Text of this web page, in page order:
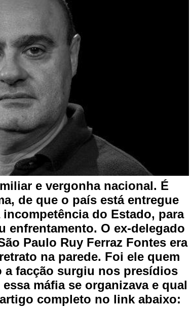
e vergonha nacional. É
de que o país está entregue
do Estado, para
enfrentamento. O ex-delegado
Paulo Ruy Ferraz Fontes era
na parede. Foi ele quem
a facção surgiu nos presídios
máfia se organizava e qual
completo no link abaixo: